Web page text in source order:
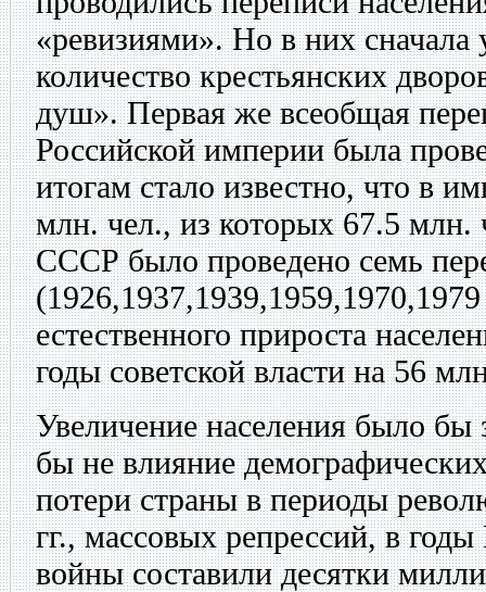
«ревизиями». Но в них сначала
количество крестьянских
душ». Первая же всеобщая
Российской империи была
итогам стало известно, что в
млн. чел., из которых 67.5
СССР было проведено семь
(1926,1937,1939,1959,1970,1979
естественного прироста
годы советской власти на 56
Увеличение населения было бы
бы не влияние
потери страны в периоды
гг., массовых репрессий, в
войны составили десятки